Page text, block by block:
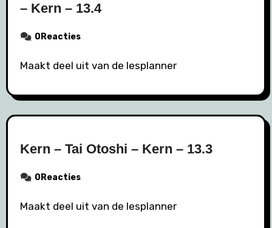
– Kern – 13.4
0Reacties
Maakt deel uit van de lesplanner
Kern – Tai Otoshi – Kern – 13.3
0Reacties
Maakt deel uit van de lesplanner